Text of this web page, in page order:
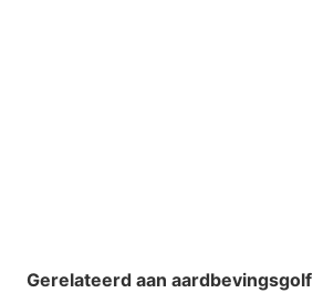
Gerelateerd aan aardbevingsgolf